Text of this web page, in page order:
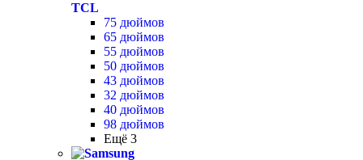
TCL
75 дюймов
65 дюймов
55 дюймов
50 дюймов
43 дюймов
32 дюймов
40 дюймов
98 дюймов
Ещё 3